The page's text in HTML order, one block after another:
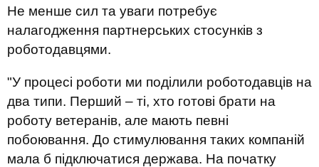
Не менше сил та уваги потребує
налагодження партнерських стосунків з
роботодавцями.
"У процесі роботи ми поділили роботодавців на
два типи. Перший – ті, хто готові брати на
роботу ветеранів, але мають певні
побоювання. До стимулювання таких компаній
мала б підключатися держава. На початку